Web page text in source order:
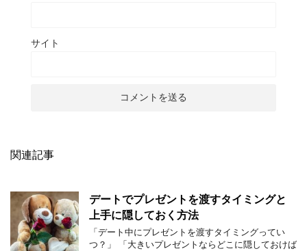
サイト
関連記事
デートでプレゼントを渡すタイミングと
上手に隠しておく方法
「デート中にプレゼントを渡すタイミングってい
つ？」 「大きいプレゼントならどこに隠しておけば